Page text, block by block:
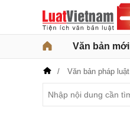
Văn bản mới
Văn bản pháp luật